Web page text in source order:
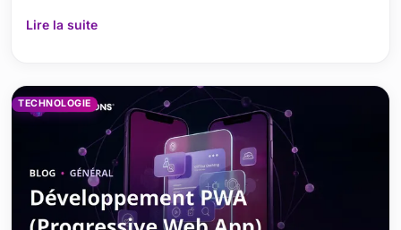
à l’installation. Vous serez accompagné étape par étape
Lire la suite
TECHNOLOGIE